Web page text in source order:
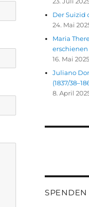
Der Suizid
24. Mai
Maria
erschienen
16. Mai 2025
Juliano
(1837/
8. April
SPENDEN